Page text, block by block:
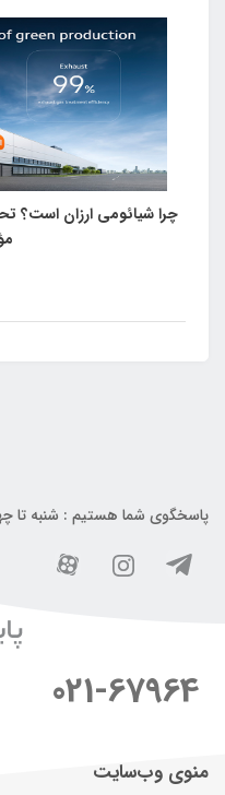
چرا شیائومی ارزان است؟
پاسخگوی شما هستیم : شنبه تا چهارشنبه 9:00-17:30 . پنج
021-67964
منوی وب‌سایت